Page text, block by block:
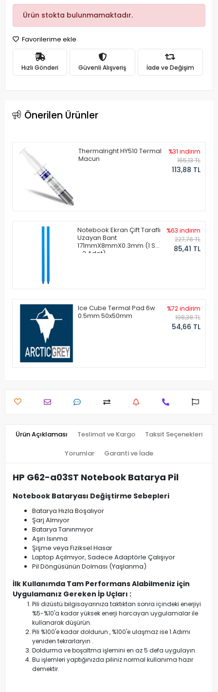
Ürün stokta bulunmamaktadır.
Favorilerime ekle
Hızlı Gönderi Güvenli Alışveriş İade ve Değişim
Önerilen Ürünler
Thermalright HY510 Termal
Macun
%31 indirim
165,13 TL
113,88 TL
Notebook Ekran Çift Taraflı
Uzayan Bant
171mmX8mmX0.3mm (1 Set
- 2 Adet)
%63 indirim
227,76 TL
85,41 TL
Ice Cube Termal Pad 6w
0.5mm 50x50mm
%72 indirim
198,38 TL
54,66 TL
Ürün Açıklaması Teslimat ve Kargo Taksit Seçenekleri
Yorumlar Garanti ve İade
HP G62-a03ST Notebook Batarya Pil
Notebook Bataryası Değiştirme Sebepleri
Batarya Hızla Boşalıyor
Şarj Almıyor
Batarya Tanınmıyor
Aşırı Isınma
Şişme veya Fiziksel Hasar
Laptop Açılmıyor, Sadece Adaptörle Çalışıyor
Pil Döngüsünün Dolması (Yaşlanma)
İlk Kullanımda Tam Performans Alabilmeniz için
Uygulamanız Gereken İp Uçları :
Pili dizüstü bilgisayarınıza taktıktan sonra içindeki enerjiyi
%5-%10'a kadar yüksek enerji harcayan uygulamalar ile
kullanarak düşürün.
Pili %100'e kadar doldurun , %100'e ulaşmaz ise 1.Adımı
yeniden tekrarlaryın .
Doldurma ve boşaltma işlemini en az 5 defa uygulayın.
Bu işlemleri yaptığınızda piliniz normal kullanıma hazır
demektir.